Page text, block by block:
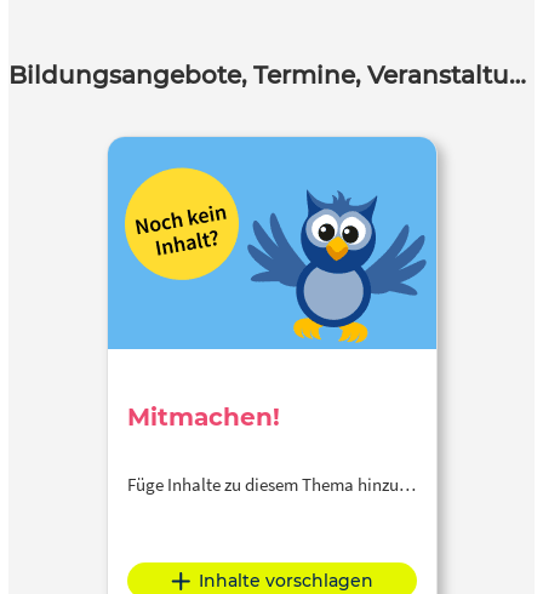
Bildungsangebote, Termine, Veranstaltungen
Mitmachen!
Füge Inhalte zu diesem Thema hinzu…
Inhalte vorschlagen